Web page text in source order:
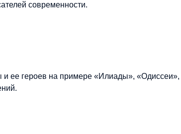
современности.
и ее героев на примере «Илиады», «Одиссеи»,